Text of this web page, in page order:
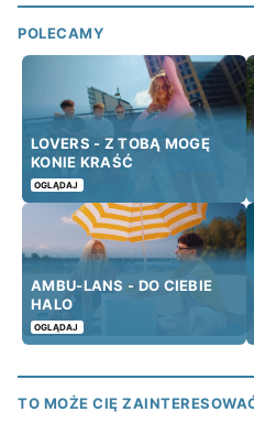
POLECAMY
LOVERS - Z TOBĄ MOGĘ
KONIE KRAŚĆ
OGLĄDAJ
AMBU-LANS - DO CIEBIE
HALO
OGLĄDAJ
TO MOŻE CIĘ